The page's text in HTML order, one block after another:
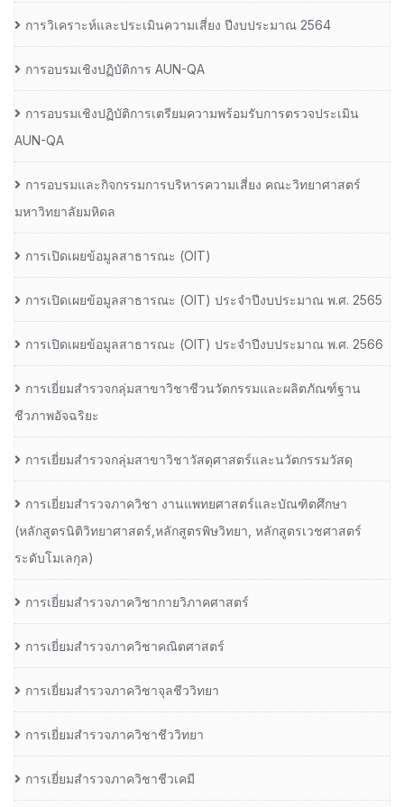
การวิเคราะห์และประเมินความเสี่ยง ปีงบประมาณ 2564
การอบรมเชิงปฏิบัติการ AUN-QA
การอบรมเชิงปฏิบัติการเตรียมความพร้อมรับการตรวจประเมิน
AUN-QA
การอบรมและกิจกรรมการบริหารความเสี่ยง คณะวิทยาศาสตร์
มหาวิทยาลัยมหิดล
การเปิดเผยข้อมูลสาธารณะ (OIT)
การเปิดเผยข้อมูลสาธารณะ (OIT) ประจำปีงบประมาณ พ.ศ. 2565
การเปิดเผยข้อมูลสาธารณะ (OIT) ประจำปีงบประมาณ พ.ศ. 2566
การเยี่ยมสำรวจกลุ่มสาขาวิชาชีวนวัตกรรมและผลิตภัณฑ์ฐาน
ชีวภาพอัจฉริยะ
การเยี่ยมสำรวจกลุ่มสาขาวิชาวัสดุศาสตร์และนวัตกรรมวัสดุ
การเยี่ยมสำรวจภาควิชา งานแพทยศาสตร์และบัณฑิตศึกษา
(หลักสูตรนิติวิทยาศาสตร์,หลักสูตรพิษวิทยา, หลักสูตรเวชศาสตร์
ระดับโมเลกุล)
การเยี่ยมสำรวจภาควิชากายวิภาคศาสตร์
การเยี่ยมสำรวจภาควิชาคณิตศาสตร์
การเยี่ยมสำรวจภาควิชาจุลชีววิทยา
การเยี่ยมสำรวจภาควิชาชีววิทยา
การเยี่ยมสำรวจภาควิชาชีวเคมี